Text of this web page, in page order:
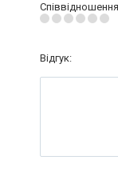
Співвідношення
Відгук: